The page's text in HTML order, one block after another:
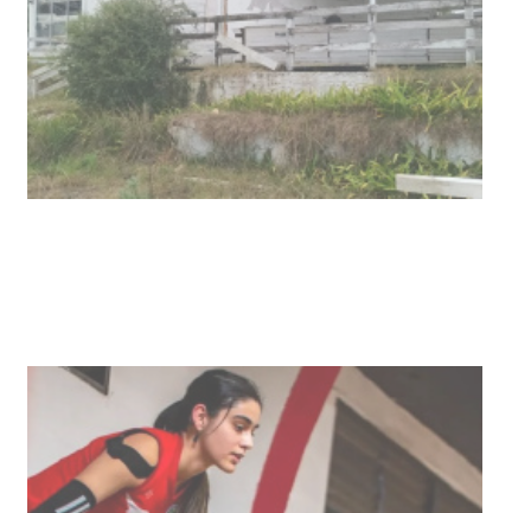
03-08-2026
Actualización sobre la agenda de
vacunación contra el
meningococo
03-08-2026
NOTICIAS